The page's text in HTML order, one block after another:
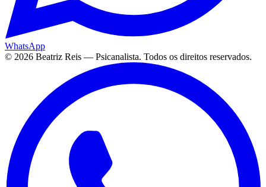
WhatsApp
© 2026 Beatriz Reis — Psicanalista. Todos os direitos reservados.